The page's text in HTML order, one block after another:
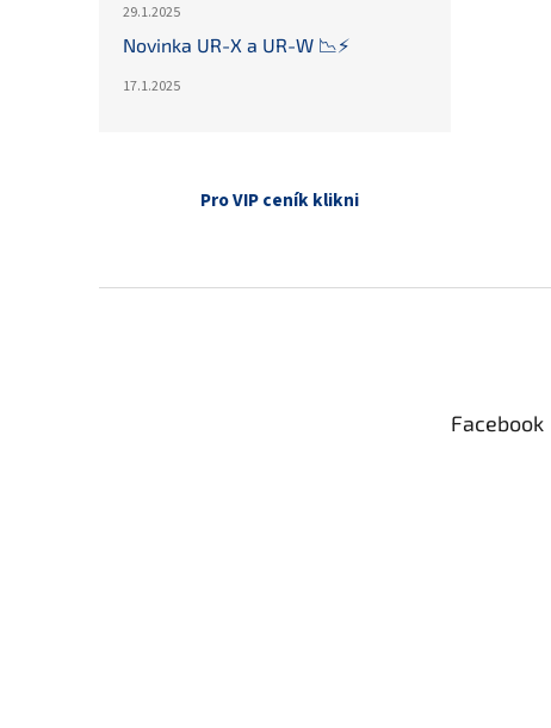
29.1.2025
Novinka UR-X a UR-W 📉⚡️
17.1.2025
Pro VIP ceník klikni
Facebook